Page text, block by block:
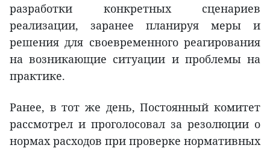
разработки конкретных сценариев
реализации, заранее планируя меры и
решения для своевременного реагирования
на возникающие ситуации и проблемы на
практике.
Ранее, в тот же день, Постоянный комитет
рассмотрел и проголосовал за резолюции о
нормах расходов при проверке нормативных